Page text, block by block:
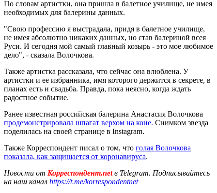
По словам артистки, она пришла в балетное училище, не имея
необходимых для балерины данных.
"Свою профессию я выстрадала, придя в балетное училище,
не имея абсолютно никаких данных, но став балериной всея
Руси. И сегодня мой самый главный козырь - это мое любимое
дело", - сказала Волочкова.
Также артистка рассказала, что сейчас она влюблена. У
артистки и ее избранника, имя которого держится в секрете, в
планах есть и свадьба. Правда, пока неясно, когда ждать
радостное событие.
Ранее известная российская балерина Анастасия Волочкова
продемонстрировала шпагат верхом на коне. Снимком звезда
поделилась на своей странице в Instagram.
Также Корреспондент писал о том, что голая Волочкова
показала, как защищается от коронавируса.
Новости от Корреспондент.netв Telegram. Подписывайтесь
на наш канал https://t.me/korrespondentnet